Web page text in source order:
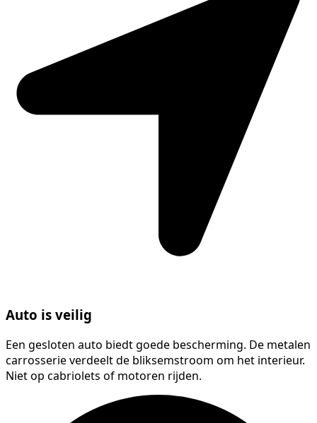
Auto is veilig
Een gesloten auto biedt goede bescherming. De metalen
carrosserie verdeelt de bliksemstroom om het interieur.
Niet op cabriolets of motoren rijden.